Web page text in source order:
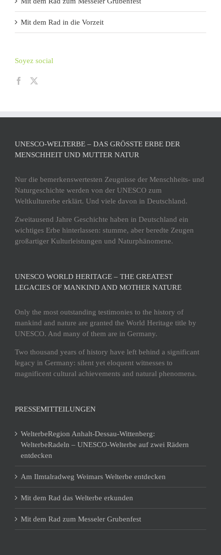
Mit dem Rad in die Vorzeit
Soyez social
UNESCO-WELTERBE – DAS GRÖSSTE ERBE DER M
ENSCHHEIT UND MUTTER NATUR
Nur die bemerkenswertesten Zeugnisse der Menschheits- und
Naturgeschichte werden von der UNESCO zum
Weltkulturerbe erklärt. Und viele davon in Deutschland.
Zweitausend Jahre Geschichte haben in Deutschland ein
wichtiges Erbe hinterlassen: stumme, aber beredte Zeugen
großartiger Kulturleistungen und Naturphänomene.
UNESCO WORLD HERITAGE – THE GREATEST
LEGACIES OF MANKIND AND MOTHER NATURE
Only the most outstanding testimonies to the history of
mankind and nature are granted the World Heritage title by
UNESCO. And many of them are in Germany.
Two thousand years of history have left behind a significant
legacy in Germany: silent yet eloquent witnesses to
magnificent cultural achievements and natural phenomena.
PRESSEMITTEILUNGEN
WelterbeRegion Anhalt-Dessau-Wittenberg:
WelterbeRadeln – UNESCO-Welterbe auf zwei Rädern
entdecken
Am Ilmtalradweg Weimars Welterbe entdecken
Mit dem Rad das Welterbe erkunden
Mit dem Rad zum Messeler Grubenfest